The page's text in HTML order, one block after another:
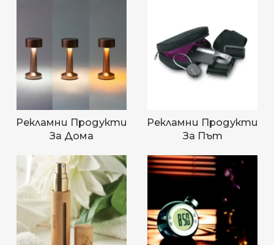
Рекламни Продукти
За Дома
Рекламни Продукти
За Път